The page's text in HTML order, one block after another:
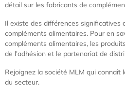
détail sur les fabricants de
Il existe des différences significatives
compléments alimentaires. Pour en
compléments alimentaires, les
de l'adhésion et le partenariat de
Rejoignez la société MLM qui connaît
du secteur.